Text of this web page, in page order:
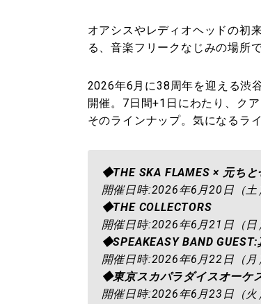
オアシスやレディオヘッドの初
る、音楽フリークなじみの場所
2026年6月に38周年を迎える渋
開催。7日間+1日にわたり、ク
そのラインナップ。気になるラ
◆THE SKA FLAMES × 元ちと
開催日時:2026年6月20日（
◆THE COLLECTORS
開催日時:2026年6月21日（
◆SPEAKEASY BAND
開催日時:2026年6月22日（
◆東京スカパラダイスオーケ
開催日時:2026年6月23日（